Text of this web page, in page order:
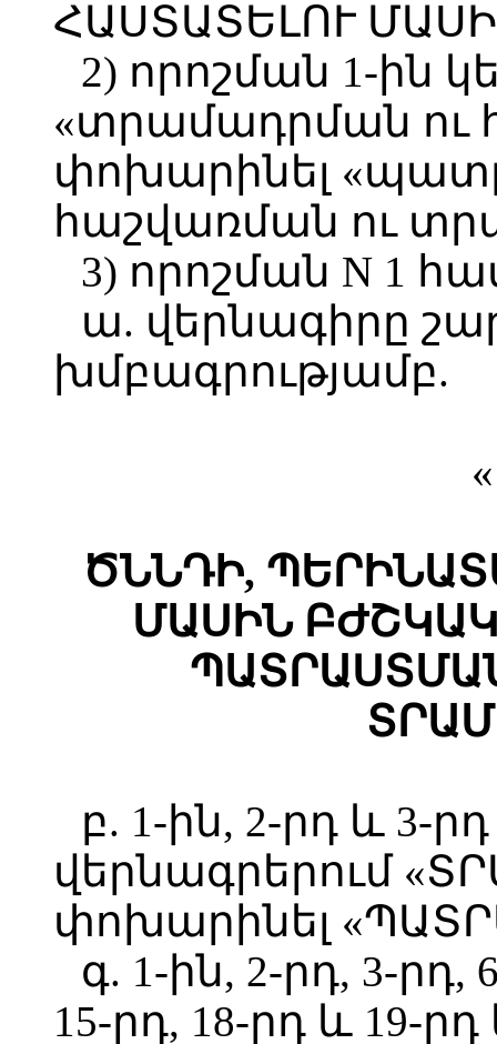
ՀԱՍՏԱՏԵԼՈՒ
2) որոշման 1-ին
«տրամադրման ու
փոխարինել
հաշվառման ու
3) որոշման N 1
ա. վերնագիրը
խմբագրությամբ.
«
ԾՆՆԴԻ,
ՄԱՍԻՆ
բ. 1-ին, 2-րդ և 3-
վերնագրերում
փոխարինել
գ. 1-ին, 2-րդ, 3-րդ,
15-րդ, 18-րդ և 19-